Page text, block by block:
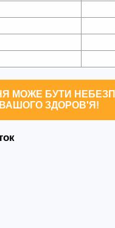
МОЖЕ БУТИ
ЗДОРОВ'Я!